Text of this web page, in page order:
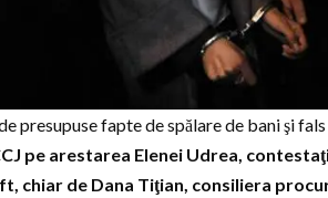
presupuse fapte de spălare de bani şi
pe arestarea Elenei Udrea,
chiar de Dana Tiţian, consiliera